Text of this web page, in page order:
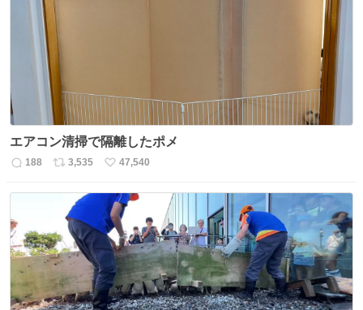
エアコン清掃で隔離したポメ
返
188
リ
数
3,535
い
ね
数
47,540